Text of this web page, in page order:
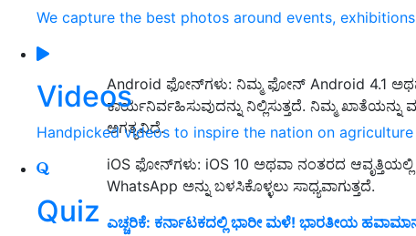
We capture the best photos around events,
Videos
Handpicked videos to inspire the nation on
Quiz
Android ಫೋನ್‌ಗಳು: ನಿಮ್ಮ ಫೋನ್ Android 4.1
ಕಾರ್ಯನಿರ್ವಹಿಸುವುದನ್ನು ನಿಲ್ಲಿಸುತ್ತದೆ. ನಿಮ್ಮ
ಅಗತ್ಯವಿದೆ.
iOS ಫೋನ್‌ಗಳು: iOS 10 ಅಥವಾ ನಂತರದ
WhatsApp ಅನ್ನು ಬಳಸಿಕೊಳ್ಳಲು ಸಾಧ್ಯವಾಗುತ್ತದೆ.
ಎಚ್ಚರಿಕೆ: ಕರ್ನಾಟಕದಲ್ಲಿ ಭಾರೀ ಮಳೆ! ಭಾರತೀಯ